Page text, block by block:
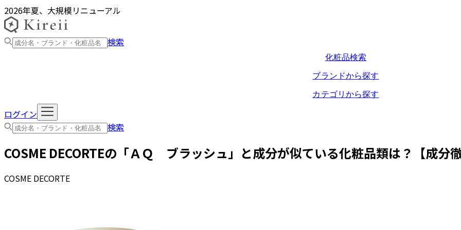
2026年夏、大規模リニューアル
検索
化粧品検索
ブランドから探す
カテゴリから探す
ログイン
検索
COSME DECORTEの「ＡＱ ブラッシュ 」と成分が似ている化粧品類は？【成分徹
COSME DECORTE